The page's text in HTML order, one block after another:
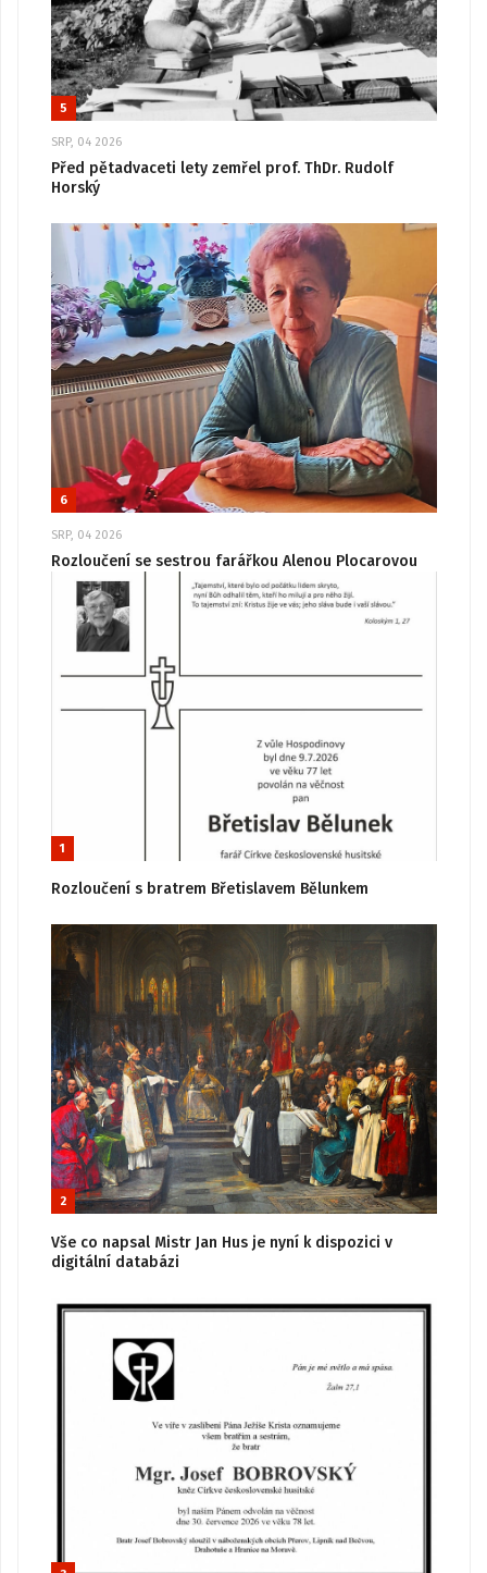
5
SRP, 04 2026
Před pětadvaceti lety zemřel prof. ThDr. Rudolf
Horský
6
SRP, 04 2026
Rozloučení se sestrou farářkou Alenou Plocarovou
1
Rozloučení s bratrem Břetislavem Bělunkem
2
Vše co napsal Mistr Jan Hus je nyní k dispozici v
digitální databázi